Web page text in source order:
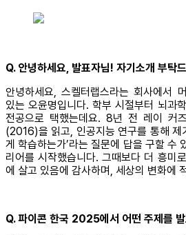
Q. 안녕하세요, 발표자님! 자기소개 부탁
안녕하세요, 스켈터랩스라는 회사에서
있는 오윤명입니다. 학부 시절부터 뇌과
전공으로 택했는데요. 8년 전 레이 커
(2016)을 읽고, 인공지능 연구를 통해 제
게 학습하는가’라는 질문에 답을 구할 수
리어를 시작했습니다. 그때보다 더 흥미
에 살고 있음에 감사하며, 세상의 변화에
Q. 파이콘 한국 2025에서 어떤 주제를